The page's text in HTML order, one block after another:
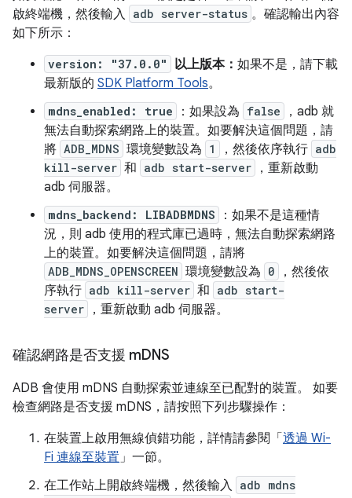
啟終端機，然後輸入 adb server-status 。確認輸出內容
如下所示：
version: "37.0.0" 以上版本： 如果不是，請下載
最新版的 SDK Platform Tools。
mdns_enabled: true ：如果設為 false
，adb 就
無法自動探索網路上的裝置。如要解決這個問題，請
將 ADB_MDNS 環境變數設為 1 ，然後依序執行 adb
kill-server 和 adb start-server
，重新啟動
adb 伺服器。
mdns_backend: LIBADBMDNS
：如果不是這種情
況，則 adb 使用的程式庫已過時，無法自動探索網路
上的裝置。如要解決這個問題，請將
ADB_MDNS_OPENSCREEN 環境變數設為 0
，然後依
序執行 adb kill-server 和 adb start-
server
，重新啟動 adb 伺服器。
確認網路是否支援 mDNS
ADB 會使用 mDNS 自動探索並連線至已配對的裝置。 如要
檢查網路是否支援 mDNS，請按照下列步驟操作：
在裝置上啟用無線偵錯功能，詳情請參閱「 透過 Wi-
Fi 連線至裝置」一節。
在工作站上開啟終端機，然後輸入 adb mdns